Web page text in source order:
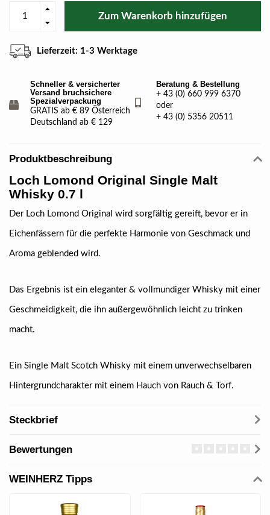
Zum Warenkorb hinzufügen
Lieferzeit: 1-3 Werktage
Schneller & versicherter
Versand bruchsichere
Spezialverpackung
GRATIS ab € 89 Österreich
Deutschland ab € 129
Beratung & Bestellung
+ 43 (0) 660 999 6370
oder
+ 43 (0) 5356 20511
Produktbeschreibung
Loch Lomond Original Single Malt
Whisky 0.7 l
Der Loch Lomond Original wird sorgfältig gereift, bevor er in
Eichenfässern für die perfekte Harmonie von Geschmack und
Aroma geblended wird.
Das Ergebnis ist ein eleganter & vollmundiger Whisky mit einer
Geschmeidigkeit, die ihn außergewöhnlich leicht zu trinken
macht.
Ein Single Malt Scotch Whisky mit einem unverwechselbaren
Hintergrundcharakter mit einem Hauch von Rauch & Torf.
Steckbrief
Bewertungen
WEINHERZ Tipps